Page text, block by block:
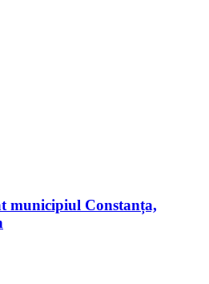
municipiul Constanța,